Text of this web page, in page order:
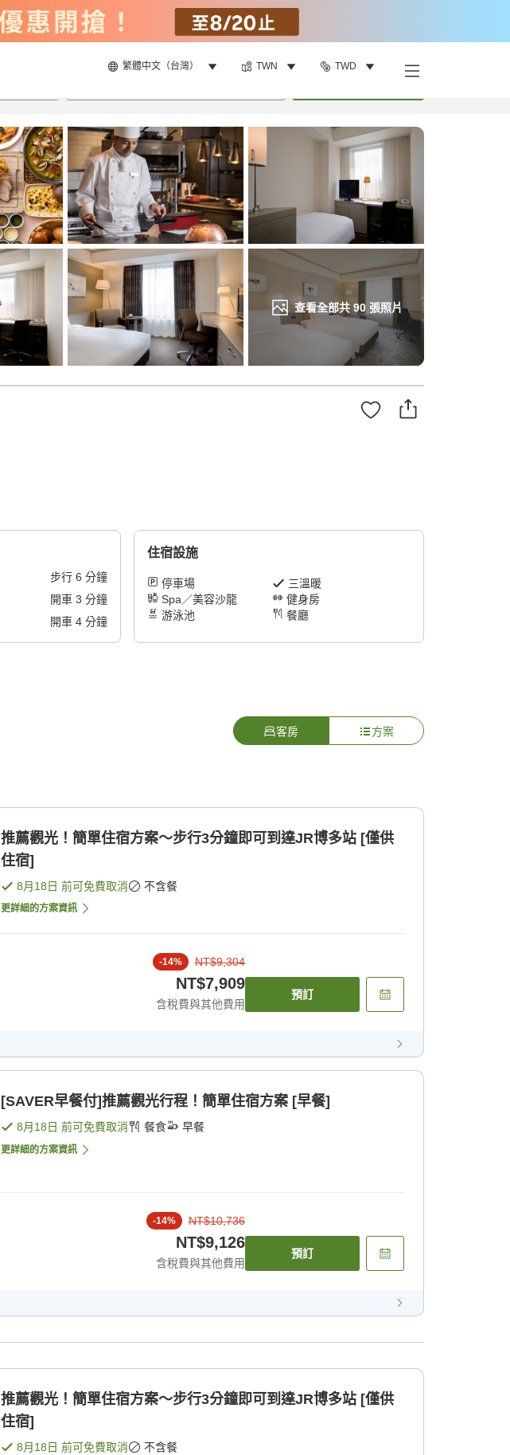
繁體中文（台灣） TWN TWD
查看全部共 90張照片
步行 6 分鐘
開車 3 分鐘
開車 4分鐘
住宿設施
停車場
三溫暖
Spa／美容沙龍
健身房
游泳池
餐廳
客房 方案
推薦觀光！簡單住宿方案～步行3分鐘即可到達JR博多站 [僅供
住宿]
8月18日 前可免費取消 不含餐
更詳細的方案資訊
-14% NT$9,304
NT$7,909
含稅費與其他費用
預訂
[SAVER早餐付]推薦觀光行程！簡單住宿方案 [早餐]
8月18日 前可免費取消 餐食 早餐
更詳細的方案資訊
-14% NT$10,736
NT$9,126
含稅費與其他費用
預訂
推薦觀光！簡單住宿方案～步行3分鐘即可到達JR博多站 [僅供
住宿]
8月18日 前可免費取消 不含餐